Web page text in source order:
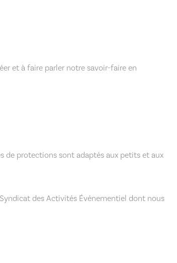
et à faire parler notre savoir-faire en
de protections sont adaptés aux petits et aux
des Activités Événementiel dont nous